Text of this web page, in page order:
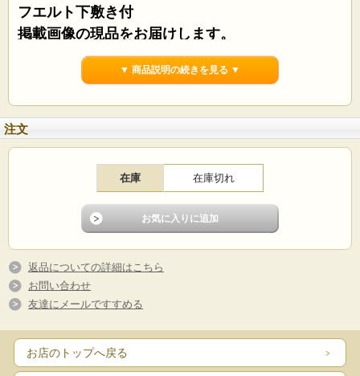
フエルト下敷き付
掲載画像の現品をお届けします。
No.1
▼ 商品説明の続きを見る ▼
注文
在庫 在庫切れ
返品についての詳細はこちら
お問い合わせ
友達にメールですすめる
お店のトップへ戻る